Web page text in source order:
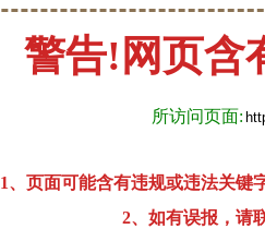
警告!网页含
所访问页面:
1、页面可能含有违规或违法关键
2、如有误报，请